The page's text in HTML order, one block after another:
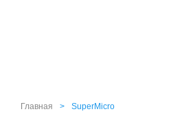
Главная > SuperMicro